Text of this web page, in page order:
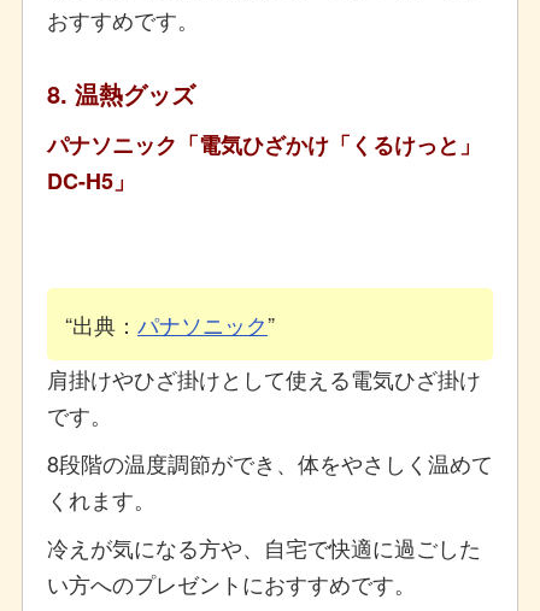
おすすめです。
8. 温熱グッズ
パナソニック「電気ひざかけ「くるけっと」
DC-H5」
出典： パナソニック
肩掛けやひざ掛けとして使える電気ひざ掛け
です。
8段階の温度調節ができ、体をやさしく温めて
くれます。
冷えが気になる方や、自宅で快適に過ごした
い方へのプレゼントにおすすめです。